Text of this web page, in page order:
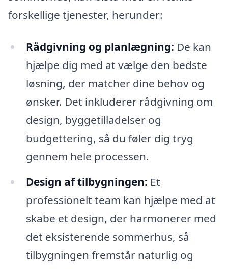
forskellige tjenester, herunder:
Rådgivning og planlægning: De kan
hjælpe dig med at vælge den bedste
løsning, der matcher dine behov og
ønsker. Det inkluderer rådgivning om
design, byggetilladelser og
budgettering, så du føler dig tryg
gennem hele processen.
Design af tilbygningen: Et
professionelt team kan hjælpe med at
skabe et design, der harmonerer med
det eksisterende sommerhus, så
tilbygningen fremstår naturlig og